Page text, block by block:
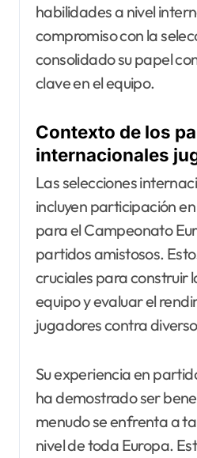
habilidades a nivel
compromiso con la
consolidado su papel
clave en el equipo.
Contexto de los
internacionales
Las selecciones
incluyen participación
para el Campeonato
partidos amistosos.
cruciales para construir
equipo y evaluar el
jugadores contra
Su experiencia en
ha demostrado ser
menudo se enfrenta a
nivel de toda Europa.